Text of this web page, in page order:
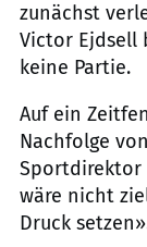
zunächst
Victor Ejdsell
keine Partie.
Auf ein
Nachfolge
Sportdirektor
wäre nicht
Druck